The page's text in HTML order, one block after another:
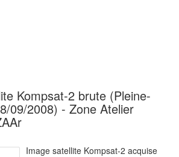
Kompsat-2 brute (Pleine-
09/2008) - Zone Atelier
Image satellite Kompsat-2 acquise